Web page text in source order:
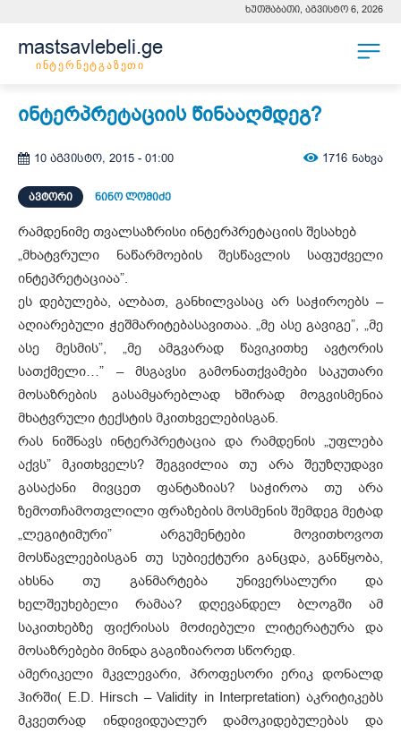
ხუთშაბათი, აგვისტო 6, 2026
mastsavlebeli.ge
ინტერნეტგაზეთი
ინტერპრეტაციის წინააღმდეგ?
10 აგვისტო, 2015 - 01:00 1716 ნახვა
ᲐᲕᲢᲝᲠᲘ ნინო ლომიძე
რამდენიმე თვალსაზრისი ინტერპრეტაციის შესახებ
„მხატვრული ნაწარმოების შესწავლის საფუძველი
ინტეპრეტაციაა”.
ეს დებულება, ალბათ, განხილვასაც არ საჭიროებს –
აღიარებული ჭეშმარიტებასავითაა. „მე ასე გავიგე”, „მე
ასე მესმის”, „მე ამგვარად წავიკითხე ავტორის
სათქმელი…” – მსგავსი გამონათქვამები საკუთარი
მოსაზრების გასამყარებლად ხშირად მოგვისმენია
მხატვრული ტექსტის მკითხველებისგან.
რას ნიშნავს ინტერპრეტაცია და რამდენის „უფლება
აქვს” მკითხველს? შეგვიძლია თუ არა შეუზღუდავი
გასაქანი მივცეთ ფანტაზიას? საჭიროა თუ არა
ზემოთჩამოთვლილი ფრაზების მოსმენის შემდეგ მეტად
„ლეგიტიმური” არგუმენტები მოვითხოვოთ
მოსწავლეებისგან თუ სუბიექტური განცდა, განწყობა,
ახსნა თუ განმარტება უნივერსალური და
ხელშეუხებელი რამაა? დღევანდელ ბლოგში ამ
საკითხებზე ფიქრისას მოძიებული ლიტერატურა და
მოსაზრებები მინდა გაგიზიაროთ სწორედ.
ამერიკელი მკვლევარი, პროფესორი ერიკ დონალდ
ჰირში( E.D. Hirsch – Validity in Interpretation) აკრიტიკებს
მკვეთრად ინდივიდუალურ დამოკიდებულებას და